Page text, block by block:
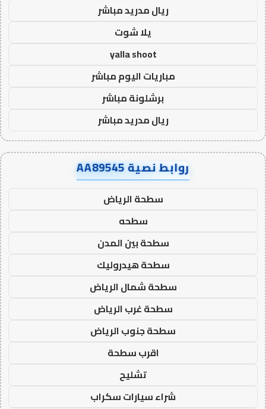
ريال مدريد مباشر
يلا شوت
yalla shoot
مباريات اليوم مباشر
برشلونة مباشر
ريال مدريد مباشر
روابط نصية AA89545
سطحة الرياض
سطحه
سطحة بين المدن
سطحة هيدروليك
سطحة شمال الرياض
سطحة غرب الرياض
سطحة جنوب الرياض
اقرب سطحة
تشليح
شراء سيارات سكراب